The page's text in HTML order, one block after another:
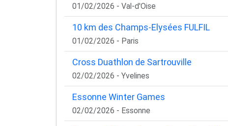
01/02/2026 - Val-d'Oise
10 km des Champs-Elysées FULFIL
01/02/2026 - Paris
Cross Duathlon de Sartrouville
02/02/2026 - Yvelines
Essonne Winter Games
02/02/2026 - Essonne